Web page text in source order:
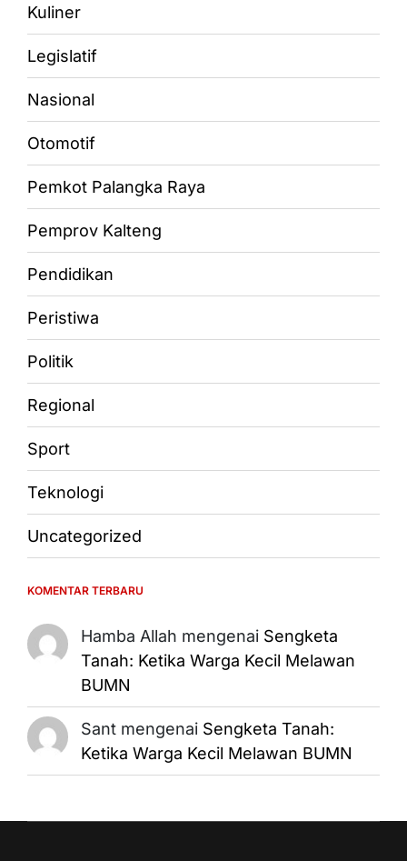
Kuliner
Legislatif
Nasional
Otomotif
Pemkot Palangka Raya
Pemprov Kalteng
Pendidikan
Peristiwa
Politik
Regional
Sport
Teknologi
Uncategorized
KOMENTAR TERBARU
Hamba Allah mengenai Sengketa
Tanah: Ketika Warga Kecil Melawan
BUMN
Santmengenai Sengketa Tanah:
Ketika Warga Kecil Melawan BUMN